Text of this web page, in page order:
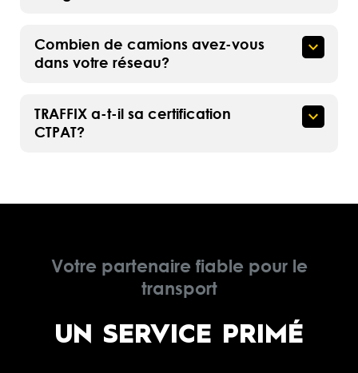
Combien de camions avez-vous
dans votre réseau?
TRAFFIX a-t-il sa certification
CTPAT?
Votre partenaire fiable pour le
transport
UN SERVICE PRIMÉ